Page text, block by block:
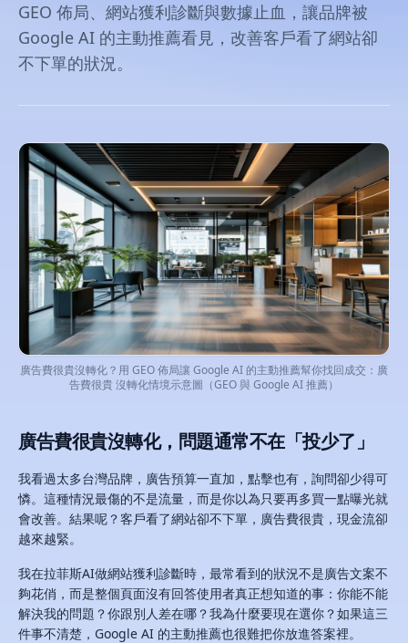
GEO 佈局、網站獲利診斷與數據止血，讓品牌被
Google AI 的主動推薦看見，改善客戶看了網站卻
不下單的狀況。
廣告費很貴沒轉化？用 GEO 佈局讓 Google AI 的主動推薦幫你找回成交：廣
告費很貴 沒轉化情境示意圖（GEO 與 Google AI 推薦）
廣告費很貴沒轉化，問題通常不在「投少了」
我看過太多台灣品牌，廣告預算一直加，點擊也有，詢問卻少得可
憐。這種情況最傷的不是流量，而是你以為只要再多買一點曝光就
會改善。結果呢？客戶看了網站卻不下單，廣告費很貴，現金流卻
越來越緊。
我在拉菲斯AI做網站獲利診斷時，最常看到的狀況不是廣告文案不
夠花俏，而是整個頁面沒有回答使用者真正想知道的事：你能不能
解決我的問題？你跟別人差在哪？我為什麼要現在選你？如果這三
件事不清楚，Google AI 的主動推薦也很難把你放進答案裡。